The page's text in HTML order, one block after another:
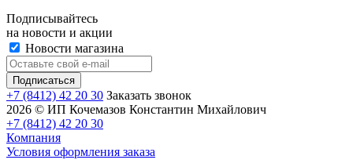
Подписывайтесь
на новости и акции
Новости магазина
+7 (8412) 42 20 30 Заказать звонок
2026 © ИП Кочемазов Константин Михайлович
+7 (8412) 42 20 30
Компания
Условия оформления заказа